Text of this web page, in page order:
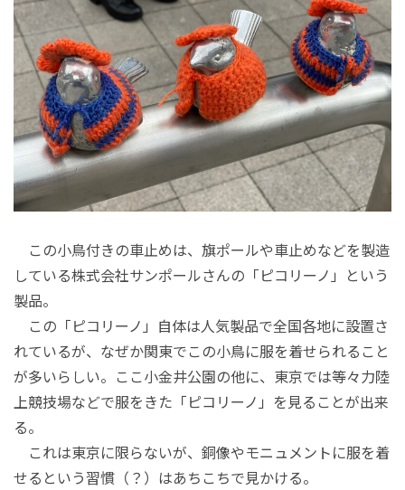
この小鳥付きの車止めは、旗ポールや車止めなどを製造
している株式会社サンポールさんの「ピコリーノ」という
製品。
この「ピコリーノ」自体は人気製品で全国各地に設置さ
れているが、なぜか関東でこの小鳥に服を着せられること
が多いらしい。ここ小金井公園の他に、東京では等々力陸
上競技場などで服をきた「ピコリーノ」を見ることが出来
る。
これは東京に限らないが、銅像やモニュメントに服を着
せるという習慣（？）はあちこちで見かける。